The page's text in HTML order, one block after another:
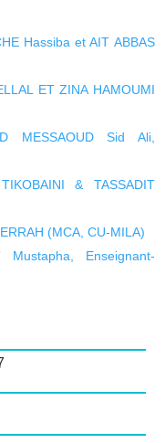
Hassiba et AIT ABBAS
ET ZINA HAMOUMI
MESSAOUD Sid Ali,
& TASSADIT
(MCA, CU-MILA)
Enseignant-